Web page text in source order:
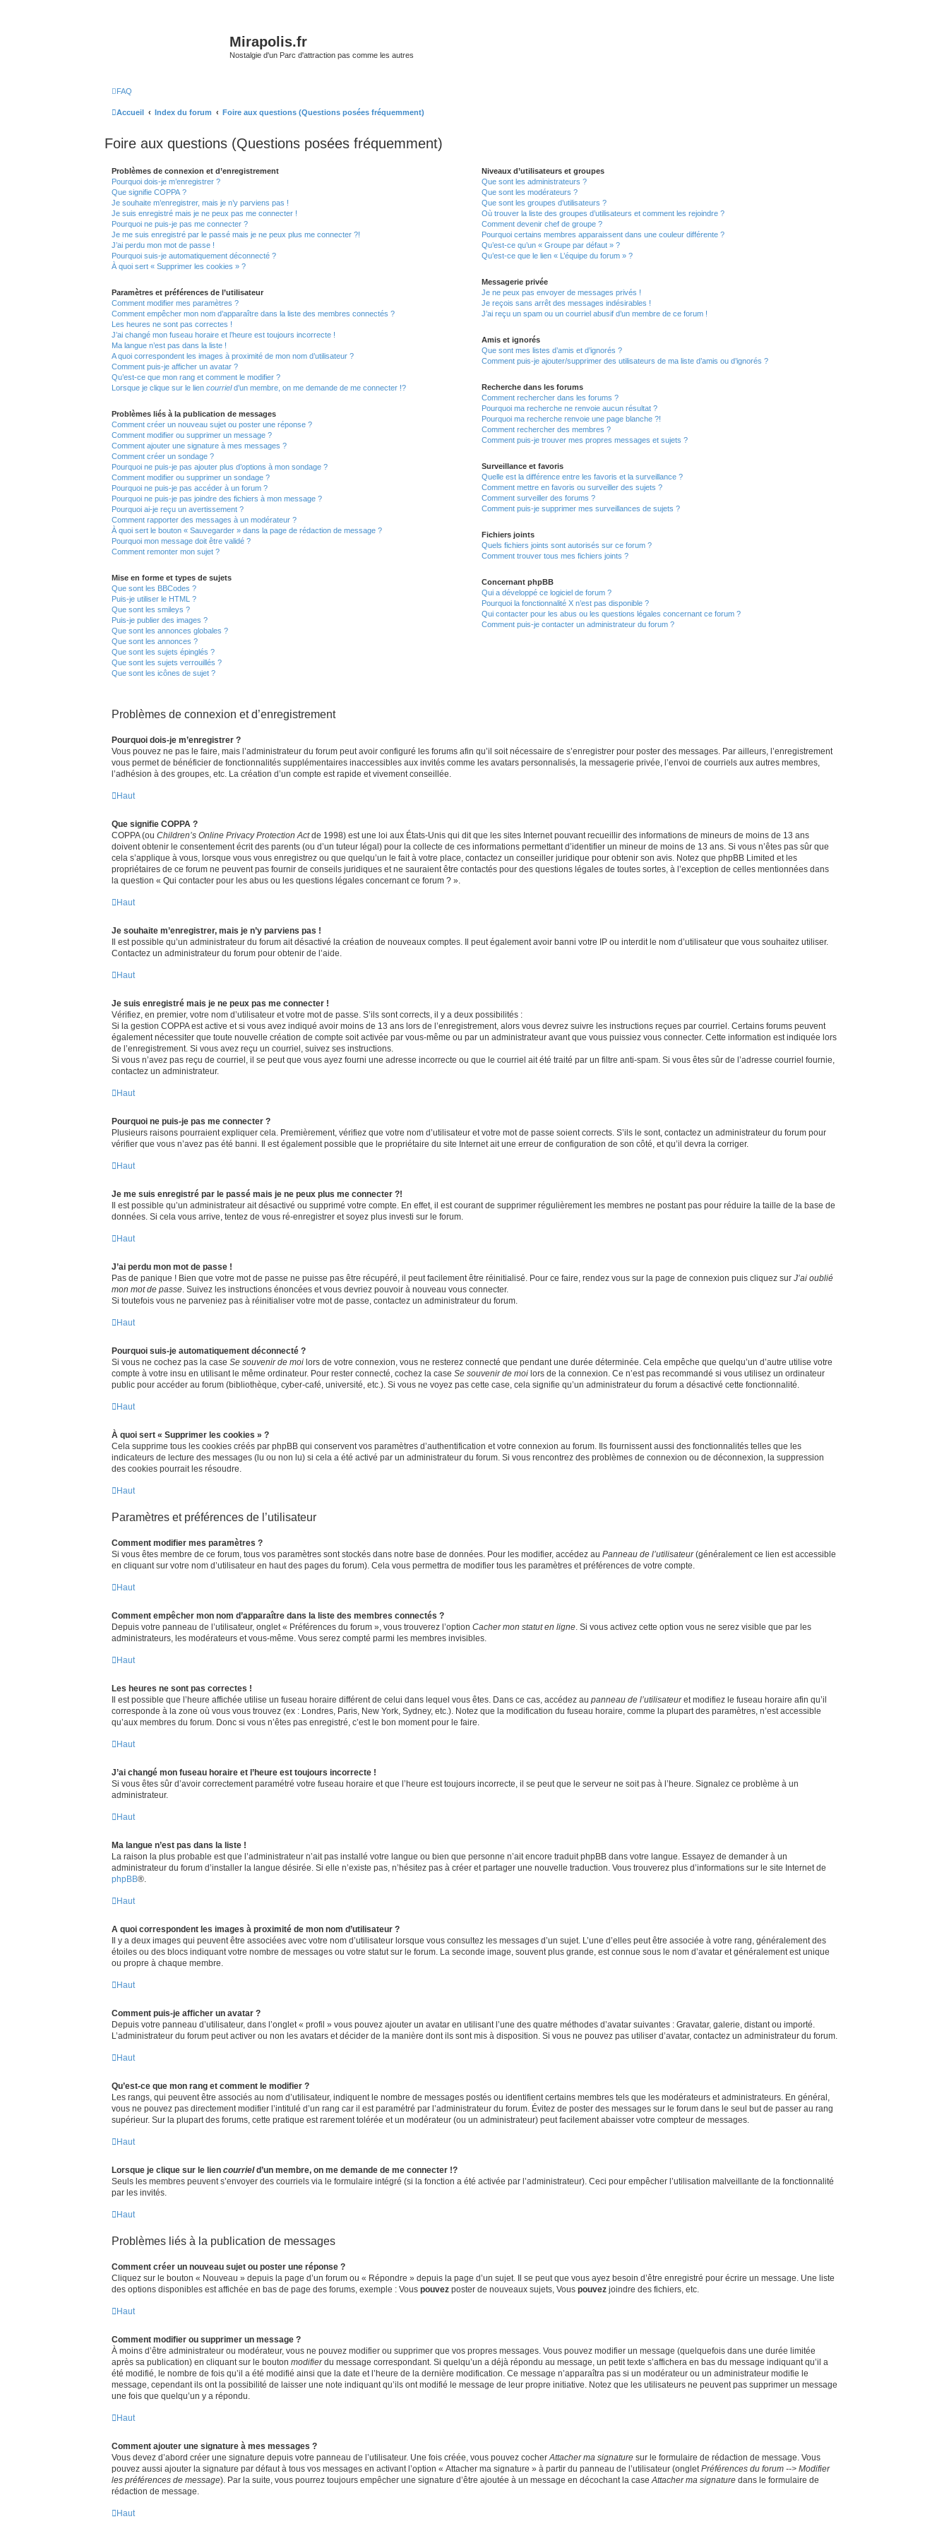
Mirapolis.fr
Nostalgie d'un Parc d'attraction pas comme les autres
FAQ
Accueil Index du forum Foire aux questions (Questions posées fréquemment)
Foire aux questions (Questions posées fréquemment)
Problèmes de connexion et d’enregistrement
Pourquoi dois-je m’enregistrer ?
Que signifie COPPA ?
Je souhaite m’enregistrer, mais je n’y parviens pas !
Je suis enregistré mais je ne peux pas me connecter !
Pourquoi ne puis-je pas me connecter ?
Je me suis enregistré par le passé mais je ne peux plus me connecter ?!
J’ai perdu mon mot de passe !
Pourquoi suis-je automatiquement déconnecté ?
À quoi sert « Supprimer les cookies » ?
Paramètres et préférences de l’utilisateur
Comment modifier mes paramètres ?
Comment empêcher mon nom d’apparaître dans la liste des membres connectés ?
Les heures ne sont pas correctes !
J’ai changé mon fuseau horaire et l’heure est toujours incorrecte !
Ma langue n’est pas dans la liste !
A quoi correspondent les images à proximité de mon nom d’utilisateur ?
Comment puis-je afficher un avatar ?
Qu’est-ce que mon rang et comment le modifier ?
Lorsque je clique sur le lien courrield’un membre, on me demande de me connecter !?
Problèmes liés à la publication de messages
Comment créer un nouveau sujet ou poster une réponse ?
Comment modifier ou supprimer un message ?
Comment ajouter une signature à mes messages ?
Comment créer un sondage ?
Pourquoi ne puis-je pas ajouter plus d’options à mon sondage ?
Comment modifier ou supprimer un sondage ?
Pourquoi ne puis-je pas accéder à un forum ?
Pourquoi ne puis-je pas joindre des fichiers à mon message ?
Pourquoi ai-je reçu un avertissement ?
Comment rapporter des messages à un modérateur ?
À quoi sert le bouton « Sauvegarder » dans la page de rédaction de message ?
Pourquoi mon message doit être validé ?
Comment remonter mon sujet ?
Mise en forme et types de sujets
Que sont les BBCodes ?
Puis-je utiliser le HTML ?
Que sont les smileys ?
Puis-je publier des images ?
Que sont les annonces globales ?
Que sont les annonces ?
Que sont les sujets épinglés ?
Que sont les sujets verrouillés ?
Que sont les icônes de sujet ?
Niveaux d’utilisateurs et groupes
Que sont les administrateurs ?
Que sont les modérateurs ?
Que sont les groupes d’utilisateurs ?
Où trouver la liste des groupes d’utilisateurs et comment les rejoindre ?
Comment devenir chef de groupe ?
Pourquoi certains membres apparaissent dans une couleur différente ?
Qu’est-ce qu’un « Groupe par défaut » ?
Qu’est-ce que le lien « L’équipe du forum » ?
Messagerie privée
Je ne peux pas envoyer de messages privés !
Je reçois sans arrêt des messages indésirables !
J’ai reçu un spam ou un courriel abusif d’un membre de ce forum !
Amis et ignorés
Que sont mes listes d’amis et d’ignorés ?
Comment puis-je ajouter/supprimer des utilisateurs de ma liste d’amis ou d’ignorés ?
Recherche dans les forums
Comment rechercher dans les forums ?
Pourquoi ma recherche ne renvoie aucun résultat ?
Pourquoi ma recherche renvoie une page blanche ?!
Comment rechercher des membres ?
Comment puis-je trouver mes propres messages et sujets ?
Surveillance et favoris
Quelle est la différence entre les favoris et la surveillance ?
Comment mettre en favoris ou surveiller des sujets ?
Comment surveiller des forums ?
Comment puis-je supprimer mes surveillances de sujets ?
Fichiers joints
Quels fichiers joints sont autorisés sur ce forum ?
Comment trouver tous mes fichiers joints ?
Concernant phpBB
Qui a développé ce logiciel de forum ?
Pourquoi la fonctionnalité X n’est pas disponible ?
Qui contacter pour les abus ou les questions légales concernant ce forum ?
Comment puis-je contacter un administrateur du forum ?
Problèmes de connexion et d’enregistrement
Pourquoi dois-je m’enregistrer ?
Vous pouvez ne pas le faire, mais l’administrateur du forum peut avoir configuré les forums afin qu’il soit nécessaire de s’enregistrer pour poster des messages. Par ailleurs, l’enregistrement
vous permet de bénéficier de fonctionnalités supplémentaires inaccessibles aux invités comme les avatars personnalisés, la messagerie privée, l’envoi de courriels aux autres membres,
l’adhésion à des groupes, etc. La création d’un compte est rapide et vivement conseillée.
Haut
Que signifie COPPA ?
COPPA (ou Children’s Online Privacy Protection Actde 1998) est une loi aux États-Unis qui dit que les sites Internet pouvant recueillir des informations de mineurs de moins de 13 ans
doivent obtenir le consentement écrit des parents (ou d’un tuteur légal) pour la collecte de ces informations permettant d’identifier un mineur de moins de 13 ans. Si vous n’êtes pas sûr que
cela s’applique à vous, lorsque vous vous enregistrez ou que quelqu’un le fait à votre place, contactez un conseiller juridique pour obtenir son avis. Notez que phpBB Limited et les
propriétaires de ce forum ne peuvent pas fournir de conseils juridiques et ne sauraient être contactés pour des questions légales de toutes sortes, à l’exception de celles mentionnées dans
la question « Qui contacter pour les abus ou les questions légales concernant ce forum ? ».
Haut
Je souhaite m’enregistrer, mais je n’y parviens pas !
Il est possible qu’un administrateur du forum ait désactivé la création de nouveaux comptes. Il peut également avoir banni votre IP ou interdit le nom d’utilisateur que vous souhaitez utiliser.
Contactez un administrateur du forum pour obtenir de l’aide.
Haut
Je suis enregistré mais je ne peux pas me connecter !
Vérifiez, en premier, votre nom d’utilisateur et votre mot de passe. S’ils sont corrects, il y a deux possibilités :
Si la gestion COPPA est active et si vous avez indiqué avoir moins de 13 ans lors de l’enregistrement, alors vous devrez suivre les instructions reçues par courriel. Certains forums peuvent
également nécessiter que toute nouvelle création de compte soit activée par vous-même ou par un administrateur avant que vous puissiez vous connecter. Cette information est indiquée lors
de l’enregistrement. Si vous avez reçu un courriel, suivez ses instructions.
Si vous n’avez pas reçu de courriel, il se peut que vous ayez fourni une adresse incorrecte ou que le courriel ait été traité par un filtre anti-spam. Si vous êtes sûr de l’adresse courriel fournie,
contactez un administrateur.
Haut
Pourquoi ne puis-je pas me connecter ?
Plusieurs raisons pourraient expliquer cela. Premièrement, vérifiez que votre nom d’utilisateur et votre mot de passe soient corrects. S’ils le sont, contactez un administrateur du forum pour
vérifier que vous n’avez pas été banni. Il est également possible que le propriétaire du site Internet ait une erreur de configuration de son côté, et qu’il devra la corriger.
Haut
Je me suis enregistré par le passé mais je ne peux plus me connecter ?!
Il est possible qu’un administrateur ait désactivé ou supprimé votre compte. En effet, il est courant de supprimer régulièrement les membres ne postant pas pour réduire la taille de la base de
données. Si cela vous arrive, tentez de vous ré-enregistrer et soyez plus investi sur le forum.
Haut
J’ai perdu mon mot de passe !
Pas de panique ! Bien que votre mot de passe ne puisse pas être récupéré, il peut facilement être réinitialisé. Pour ce faire, rendez vous sur la page de connexion puis cliquez sur J’ai oublié
mon mot de passe . Suivez les instructions énoncées et vous devriez pouvoir à nouveau vous connecter.
Si toutefois vous ne parveniez pas à réinitialiser votre mot de passe, contactez un administrateur du forum.
Haut
Pourquoi suis-je automatiquement déconnecté ?
Si vous ne cochez pas la case Se souvenir de moi lors de votre connexion, vous ne resterez connecté que pendant une durée déterminée. Cela empêche que quelqu’un d’autre utilise votre
compte à votre insu en utilisant le même ordinateur. Pour rester connecté, cochez la case Se souvenir de moi lors de la connexion. Ce n’est pas recommandé si vous utilisez un ordinateur
public pour accéder au forum (bibliothèque, cyber-café, université, etc.). Si vous ne voyez pas cette case, cela signifie qu’un administrateur du forum a désactivé cette fonctionnalité.
Haut
À quoi sert « Supprimer les cookies » ?
Cela supprime tous les cookies créés par phpBB qui conservent vos paramètres d’authentification et votre connexion au forum. Ils fournissent aussi des fonctionnalités telles que les
indicateurs de lecture des messages (lu ou non lu) si cela a été activé par un administrateur du forum. Si vous rencontrez des problèmes de connexion ou de déconnexion, la suppression
des cookies pourrait les résoudre.
Haut
Paramètres et préférences de l’utilisateur
Comment modifier mes paramètres ?
Si vous êtes membre de ce forum, tous vos paramètres sont stockés dans notre base de données. Pour les modifier, accédez au Panneau de l’utilisateur(généralement ce lien est accessible
en cliquant sur votre nom d’utilisateur en haut des pages du forum). Cela vous permettra de modifier tous les paramètres et préférences de votre compte.
Haut
Comment empêcher mon nom d’apparaître dans la liste des membres connectés ?
Depuis votre panneau de l’utilisateur, onglet « Préférences du forum », vous trouverez l’option Cacher mon statut en ligne . Si vous activez cette option vous ne serez visible que par les
administrateurs, les modérateurs et vous-même. Vous serez compté parmi les membres invisibles.
Haut
Les heures ne sont pas correctes !
Il est possible que l’heure affichée utilise un fuseau horaire différent de celui dans lequel vous êtes. Dans ce cas, accédez au panneau de l’utilisateuret modifiez le fuseau horaire afin qu’il
corresponde à la zone où vous vous trouvez (ex : Londres, Paris, New York, Sydney, etc.). Notez que la modification du fuseau horaire, comme la plupart des paramètres, n’est accessible
qu’aux membres du forum. Donc si vous n’êtes pas enregistré, c’est le bon moment pour le faire.
Haut
J’ai changé mon fuseau horaire et l’heure est toujours incorrecte !
Si vous êtes sûr d’avoir correctement paramétré votre fuseau horaire et que l’heure est toujours incorrecte, il se peut que le serveur ne soit pas à l’heure. Signalez ce problème à un
administrateur.
Haut
Ma langue n’est pas dans la liste !
La raison la plus probable est que l’administrateur n’ait pas installé votre langue ou bien que personne n’ait encore traduit phpBB dans votre langue. Essayez de demander à un
administrateur du forum d’installer la langue désirée. Si elle n’existe pas, n’hésitez pas à créer et partager une nouvelle traduction. Vous trouverez plus d’informations sur le site Internet de
phpBB®.
Haut
A quoi correspondent les images à proximité de mon nom d’utilisateur ?
Il y a deux images qui peuvent être associées avec votre nom d’utilisateur lorsque vous consultez les messages d’un sujet. L’une d’elles peut être associée à votre rang, généralement des
étoiles ou des blocs indiquant votre nombre de messages ou votre statut sur le forum. La seconde image, souvent plus grande, est connue sous le nom d’avatar et généralement est unique
ou propre à chaque membre.
Haut
Comment puis-je afficher un avatar ?
Depuis votre panneau d’utilisateur, dans l’onglet « profil » vous pouvez ajouter un avatar en utilisant l’une des quatre méthodes d’avatar suivantes : Gravatar, galerie, distant ou importé.
L’administrateur du forum peut activer ou non les avatars et décider de la manière dont ils sont mis à disposition. Si vous ne pouvez pas utiliser d’avatar, contactez un administrateur du forum.
Haut
Qu’est-ce que mon rang et comment le modifier ?
Les rangs, qui peuvent être associés au nom d’utilisateur, indiquent le nombre de messages postés ou identifient certains membres tels que les modérateurs et administrateurs. En général,
vous ne pouvez pas directement modifier l’intitulé d’un rang car il est paramétré par l’administrateur du forum. Évitez de poster des messages sur le forum dans le seul but de passer au rang
supérieur. Sur la plupart des forums, cette pratique est rarement tolérée et un modérateur (ou un administrateur) peut facilement abaisser votre compteur de messages.
Haut
Lorsque je clique sur le lien courrield’un membre, on me demande de me connecter !?
Seuls les membres peuvent s’envoyer des courriels via le formulaire intégré (si la fonction a été activée par l’administrateur). Ceci pour empêcher l’utilisation malveillante de la fonctionnalité
par les invités.
Haut
Problèmes liés à la publication de messages
Comment créer un nouveau sujet ou poster une réponse ?
Cliquez sur le bouton « Nouveau » depuis la page d’un forum ou « Répondre » depuis la page d’un sujet. Il se peut que vous ayez besoin d’être enregistré pour écrire un message. Une liste
des options disponibles est affichée en bas de page des forums, exemple : Vous pouvez poster de nouveaux sujets, Vous pouvez joindre des fichiers, etc.
Haut
Comment modifier ou supprimer un message ?
À moins d’être administrateur ou modérateur, vous ne pouvez modifier ou supprimer que vos propres messages. Vous pouvez modifier un message (quelquefois dans une durée limitée
après sa publication) en cliquant sur le bouton modifierdu message correspondant. Si quelqu’un a déjà répondu au message, un petit texte s’affichera en bas du message indiquant qu’il a
été modifié, le nombre de fois qu’il a été modifié ainsi que la date et l’heure de la dernière modification. Ce message n’apparaîtra pas si un modérateur ou un administrateur modifie le
message, cependant ils ont la possibilité de laisser une note indiquant qu’ils ont modifié le message de leur propre initiative. Notez que les utilisateurs ne peuvent pas supprimer un message
une fois que quelqu’un y a répondu.
Haut
Comment ajouter une signature à mes messages ?
Vous devez d’abord créer une signature depuis votre panneau de l’utilisateur. Une fois créée, vous pouvez cocher Attacher ma signature sur le formulaire de rédaction de message. Vous
pouvez aussi ajouter la signature par défaut à tous vos messages en activant l’option « Attacher ma signature » à partir du panneau de l’utilisateur (onglet Préférences du forum --> Modifier
les préférences de message). Par la suite, vous pourrez toujours empêcher une signature d’être ajoutée à un message en décochant la case Attacher ma signature dans le formulaire de
rédaction de message.
Haut